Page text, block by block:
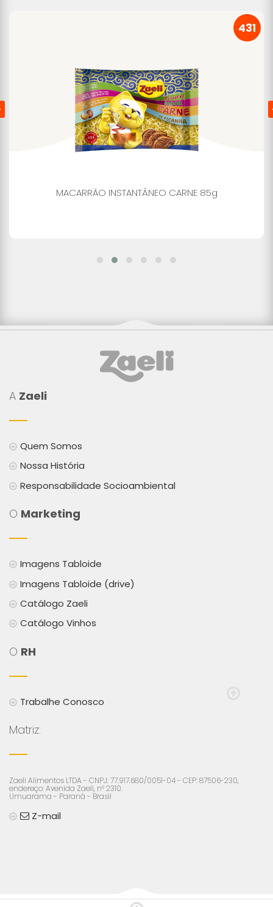
431
MACARRÃO INSTANTÂNEO CARNE 85g
A Zaeli
Quem Somos
Nossa História
Responsabilidade Socioambiental
O Marketing
Imagens Tabloide
Imagens Tabloide (drive)
Catálogo Zaeli
Catálogo Vinhos
O RH
Trabalhe Conosco
Matriz:
Zaeli Alimentos LTDA - CNPJ: 77.917.680/0051-04 - CEP: 87506-230,
endereço: Avenida Zaeli, n° 2310.
Umuarama - Paraná - Brasil
Z-mail